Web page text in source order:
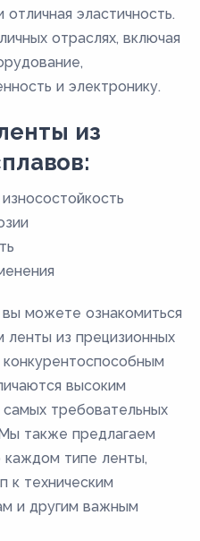
эластичность.
отраслях, включая
и электронику.
из
можете ознакомиться
из прецизионных
высоким
требовательных
также предлагаем
типе ленты,
к техническим
и другим важным